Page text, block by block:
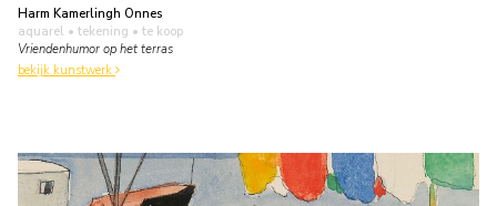
Harm Kamerlingh Onnes
aquarel • tekening • te koop
Vriendenhumor op het terras
bekijk kunstwerk